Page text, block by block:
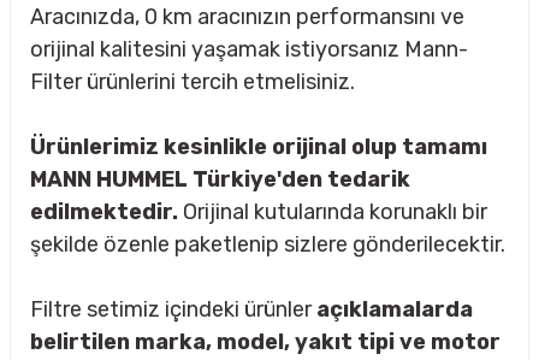
Ürünleri
Aracınızda, 0 km aracınızın performansını ve
orijinal kalitesini yaşamak istiyorsanız Mann-
Filter ürünlerini tercih etmelisiniz.
Ürünlerimiz kesinlikle orijinal olup tamamı
MANN HUMMEL Türkiye'den tedarik
edilmektedir. Orijinal kutularında korunaklı bir
şekilde özenle paketlenip sizlere gönderilecektir.
Filtre setimiz içindeki ürünleraçıklamalarda
belirtilen marka, model, yakıt tipi ve motor